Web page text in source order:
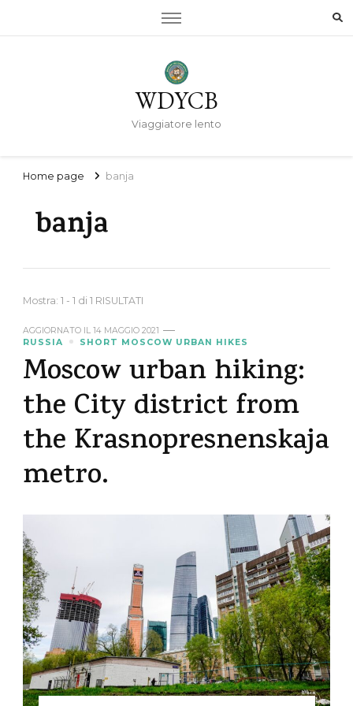
WDYCB
Viaggiatore lento
Home page banja
banja
Mostra: 1 - 1 di 1 RISULTATI
AGGIORNATO IL 14 MAGGIO 2021
RUSSIA
SHORT MOSCOW URBAN HIKES
Moscow urban hiking:
the City district from
the Krasnopresnenskaja
metro.